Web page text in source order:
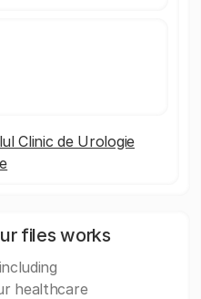
Clinic de Urologie
files works
healthcare